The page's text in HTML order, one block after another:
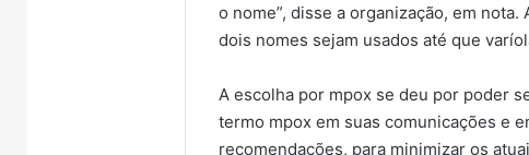
o nome”, disse a organização, em
dois nomes sejam usados até que
A escolha por mpox se deu por poder
termo mpox em suas comunicações e
recomendações, para minimizar os